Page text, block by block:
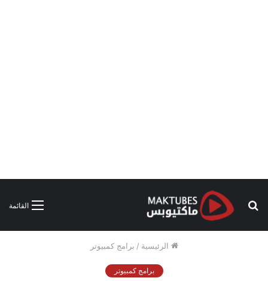
القائمة
بحث
الرئيسية / برامج كمبيوتر
برامج كمبيوتر